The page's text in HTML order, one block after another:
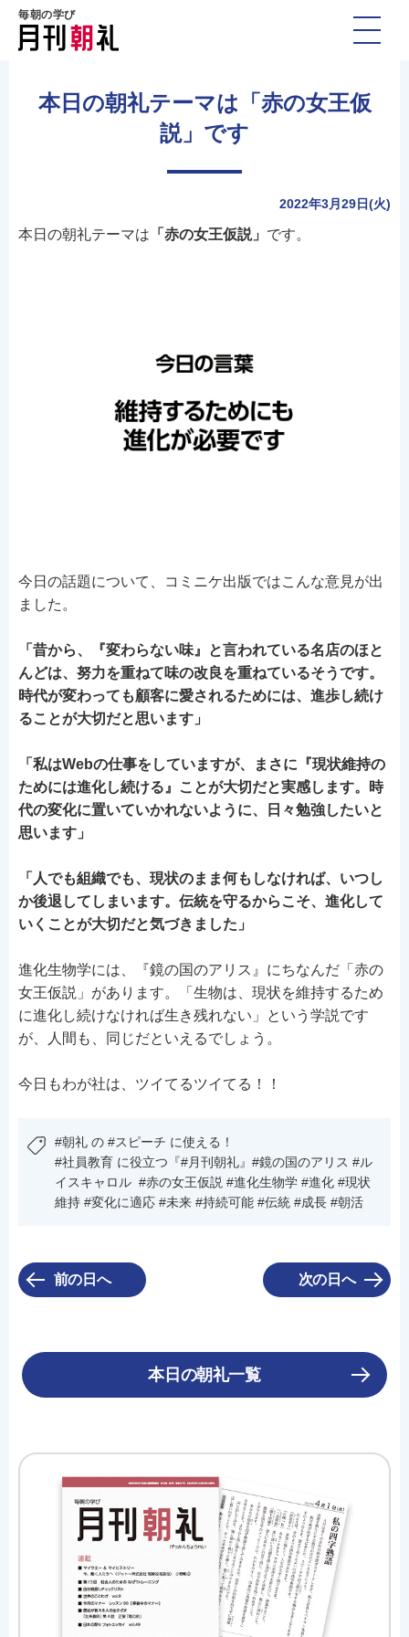
毎朝の学び
本日の朝礼テーマは「赤の女王仮
説」です
2022年3月29日(火)
本日の朝礼テーマは 「赤の女王仮説」 です。
今日の話題について、コミニケ出版ではこんな意見が出
ました。
「昔から、『変わらない味』と言われている名店のほと
んどは、努力を重ねて味の改良を重ねているそうです。
時代が変わっても顧客に愛されるためには、進歩し続け
ることが大切だと思います」
「私はWebの仕事をしていますが、まさに『現状維持の
ためには進化し続ける』ことが大切だと実感します。時
代の変化に置いていかれないように、日々勉強したいと
思います」
「人でも組織でも、現状のまま何もしなければ、いつし
か後退してしまいます。伝統を守るからこそ、進化して
いくことが大切だと気づきました」
進化生物学には、『鏡の国のアリス』にちなんだ「赤の
女王仮説」があります。「生物は、現状を維持するため
に進化し続けなければ生き残れない」という学説です
が、人間も、同じだといえるでしょう。
今日もわが社は、ツイてるツイてる！！
#朝礼 の #スピーチ に使える！
#社員教育 に役立つ『#月刊朝礼』#鏡の国のアリス #ル
イスキャロル #赤の女王仮説 #進化生物学 #進化 #現状
維持 #変化に適応 #未来 #持続可能 #伝統 #成長 #朝活
前の日へ 次の日へ
本日の朝礼一覧